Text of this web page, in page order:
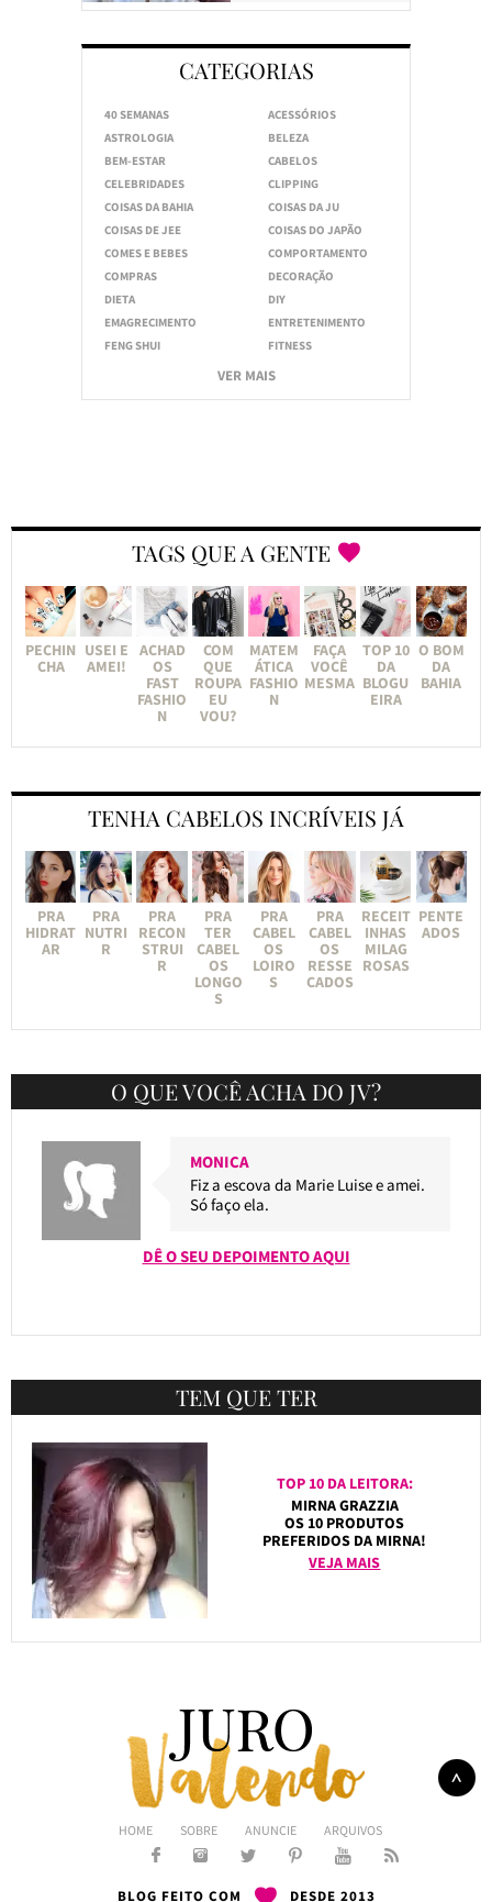
CATEGORIAS
40 SEMANAS
ACESSÓRIOS
ASTROLOGIA
BELEZA
BEM-ESTAR
CABELOS
CELEBRIDADES
CLIPPING
COISAS DA BAHIA
COISAS DA JU
COISAS DE JEE
COISAS DO JAPÃO
COMES E BEBES
COMPORTAMENTO
COMPRAS
DECORAÇÃO
DIETA
DIY
EMAGRECIMENTO
ENTRETENIMENTO
FENG SHUI
FITNESS
VER MAIS
TAGS QUE A GENTE
PECHIN
CHA
USEI E
AMEI!
ACHAD
OS
FAST
FASHIO
N
COM
QUE
ROUPA
EU
VOU?
MATEM
ÁTICA
FASHIO
N
FAÇA
VOCÊ
MESMA
TOP 10
DA
BLOGU
EIRA
O BOM
DA
BAHIA
TENHA CABELOS INCRÍVEIS JÁ
PRA
HIDRAT
AR
PRA
NUTRI
R
PRA
RECON
STRUI
R
PRA
TER
CABEL
OS
LONGO
S
PRA
CABEL
OS
LOIRO
S
PRA
CABEL
OS
RESSE
CADOS
RECEIT
INHAS
MILAG
ROSAS
PENTE
ADOS
O QUE VOCÊ ACHA DO JV?
MONICA
Fiz a escova da Marie Luise e amei.
Só faço ela.
DÊ O SEU DEPOIMENTO AQUI
TEM QUE TER
TOP 10 DA LEITORA:
MIRNA GRAZZIA
OS 10 PRODUTOS
PREFERIDOS DA MIRNA!
VEJA MAIS
HOME SOBRE ANUNCIE ARQUIVOS
BLOG FEITO COM DESDE 2013